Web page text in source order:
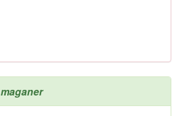
maganer